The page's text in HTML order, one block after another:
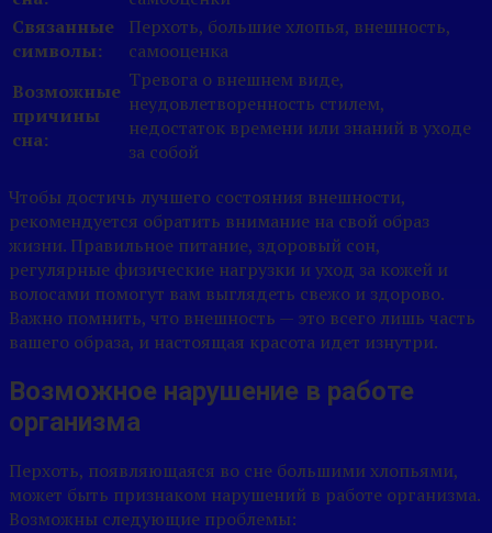
Связанные
символы:
Перхоть, большие хлопья, внешность,
самооценка
Возможные
причины
сна:
Тревога о внешнем виде,
неудовлетворенность стилем,
недостаток времени или знаний в уходе
за собой
Чтобы достичь лучшего состояния внешности,
рекомендуется обратить внимание на свой образ
жизни. Правильное питание, здоровый сон,
регулярные физические нагрузки и уход за кожей и
волосами помогут вам выглядеть свежо и здорово.
Важно помнить, что внешность — это всего лишь часть
вашего образа, и настоящая красота идет изнутри.
Возможное нарушение в работе
организма
Перхоть, появляющаяся во сне большими хлопьями,
может быть признаком нарушений в работе организма.
Возможны следующие проблемы: